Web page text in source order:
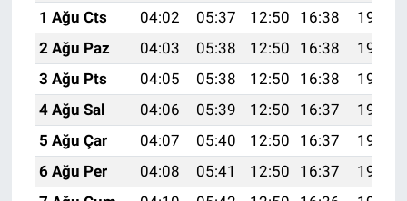
1 Ağu Cts
04:02 05:37 12:50 16:38
19:54
2 Ağu Paz
04:03 05:38 12:50 16:38
19:53
3 Ağu Pts
04:05 05:38 12:50 16:38
19:52
4 Ağu Sal
04:06 05:39 12:50 16:37
19:51
5 Ağu Çar
04:07 05:40 12:50 16:37
19:50
6 Ağu Per
04:08 05:41 12:50 16:37
19:49